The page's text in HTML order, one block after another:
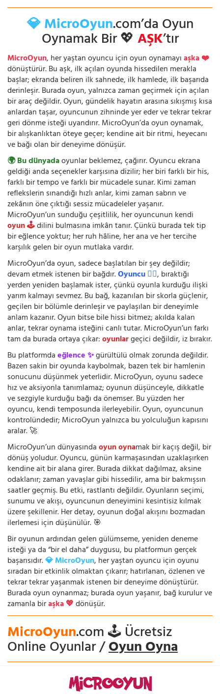
💎 MicroOyun.com’da Oyun
Oynamak Bir 💖AŞK’tır
MicroOyun, her yaştan oyuncu için oyun oynamayıaşka ❤️
dönüştürür. Bu aşk, ilk açılan oyunda hissedilen merakla
başlar; ekranda beliren ilk sahnede, ilk hamlede, ilk başarıda
derinleşir. Burada oyun, yalnızca zaman geçirmek için açılan
bir araç değildir. Oyun, gündelik hayatın arasına sıkışmış kısa
anlardan taşar, oyuncunun zihninde yer eder ve tekrar tekrar
geri dönme isteği uyandırır. MicroOyun’da oyun oynamak,
bir alışkanlıktan öteye geçer; kendine ait bir ritmi, heyecanı
ve bağı olan bir deneyime dönüşür.
🌍 Bu dünyadaoyunlar beklemez, çağırır. Oyuncu ekrana
geldiği anda seçenekler karşısına dizilir; her biri farklı bir his,
farklı bir tempo ve farklı bir mücadele sunar. Kimi zaman
reflekslerin sınandığı hızlı anlar, kimi zaman sabrın ve
zekânın öne çıktığı sessiz mücadeleler yaşanır.
MicroOyun’un sunduğu çeşitlilik, her oyuncunun kendi
oyun 🕹️dilini bulmasına imkân tanır. Çünkü burada tek tip
bir eğlence yoktur; her ruh hâline, her ana ve her tercihe
karşılık gelen bir oyun mutlaka vardır.
MicroOyun’da oyun, sadece başlatılan bir şey değildir;
devam etmek istenen bir bağdır.Oyuncu 🧍‍♂️, bıraktığı
yerden yeniden başlamak ister, çünkü oyunla kurduğu ilişki
yarım kalmayı sevmez. Bu bağ, kazanılan bir skorla güçlenir,
geçilen bir bölümle derinleşir ve paylaşılan bir deneyimle
anlam kazanır. Oyun bitse bile hissi bitmez; akılda kalan
anlar, tekrar oynama isteğini canlı tutar. MicroOyun’un farkı
tam da burada ortaya çıkar:oyunlargeçici değildir, iz bırakır.
Bu platformdaeğlence ✨gürültülü olmak zorunda değildir.
Bazen sakin bir oyunda kaybolmak, bazen tek bir hamlenin
sonucunu düşünmek yeterlidir. MicroOyun, oyunu sadece
hız ve aksiyonla tanımlamaz; oyunun düşünceyle, dikkatle
ve sezgiyle kurduğu bağı da önemser. Bu yüzden her
oyuncu, kendi temposunda ilerleyebilir. Oyun, oyuncunun
kontrolündedir; MicroOyun yalnızca bu yolculuğun kapısını
aralar. 🚀
MicroOyun’un dünyasındaoyun oynamak bir kaçış değil, bir
dönüş yoludur. Oyuncu, günün karmaşasından uzaklaşırken
kendine ait bir alana girer. Burada dikkat dağılmaz, aksine
odaklanır; zaman yavaşlar gibi hissedilir, ama bir bakmışsın
saatler geçmiş. Bu etki, rastlantı değildir. Oyunların seçimi,
sunumu ve akışı, oyuncunun deneyimini kesintisiz kılmak
üzere şekillenir. Her detay, oyunun doğal akışını bozmadan
ilerlemesi için düşünülür. 🎯
Bir oyunun ardından gelen gülümseme, yeniden deneme
isteği ya da “bir el daha” duygusu, bu platformun gerçek
başarısıdır.💎 MicroOyun, her yaştan oyuncu için oyunu
sıradan bir etkinlik olmaktan çıkarır; hatırlanan, özlenen ve
tekrar tekrar yaşanmak istenen bir deneyime dönüştürür.
Burada oyun oynanmaz; burada oyun yaşanır, bağ kurulur ve
zamanla biraşka 💖dönüşür.
MicroOyun.com 🕹️ Ücretsiz
Online Oyunlar /Oyun Oyna